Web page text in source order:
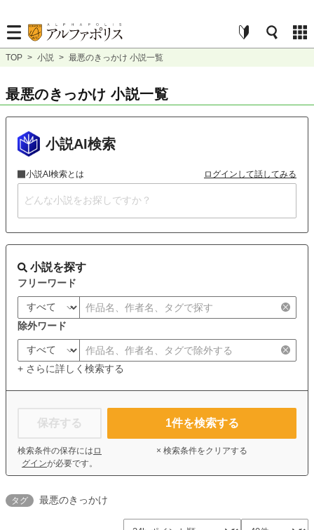
TOP > 小説 > 最悪のきっかけ 小説一覧
最悪のきっかけ 小説一覧
小説AI検索
小説AI検索とは ログインして話してみる
小説を探す
フリーワード
除外ワード
+ さらに詳しく検索する
保存する
検索条件の保存には ロ
グインが必要です。
1件を検索する
× 検索条件をクリアする
タグ 最悪のきっかけ